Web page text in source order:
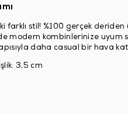
farklı stil! %100 gerçek
modern kombinlerinize uyum
daha casual bir hava
3,5 cm